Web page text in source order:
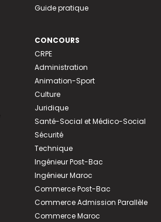
Guide pratique
CONCOURS
CRPE
Administration
Animation-Sport
Culture
Juridique
Santé-Social et Médico-Social
Sécurité
Technique
Ingénieur Post-Bac
Ingénieur Maroc
Commerce Post-Bac
Commerce Admission Parallèle
Commerce Maroc